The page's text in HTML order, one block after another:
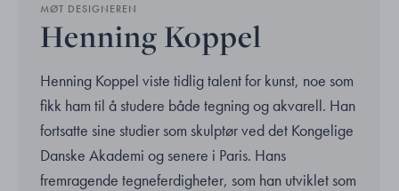
MØT DESIGNEREN
Henning Koppel
Henning Koppel viste tidlig talent for kunst, noe som
fikk ham til å studere både tegning og akvarell. Han
fortsatte sine studier som skulptør ved det Kongelige
Danske Akademi og senere i Paris. Hans
fremragende tegneferdigheter, som han utviklet som